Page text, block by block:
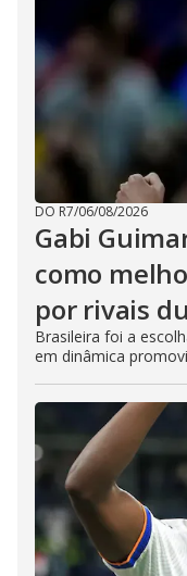
DO R7/06/08/2026
Gabi
como
por rivais
Brasileira foi a
em dinâmica